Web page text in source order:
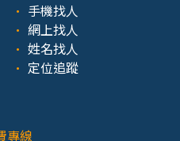
手機找人
網上找人
姓名找人
定位追蹤
專線